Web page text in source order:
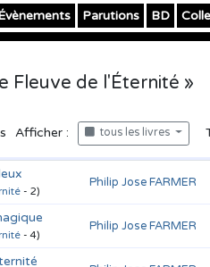
Parutions BD
Fleuve de l'Éternité »
Afficher : tous les livres
- 2)
Philip Jose FARMER
- 4)
Philip Jose FARMER